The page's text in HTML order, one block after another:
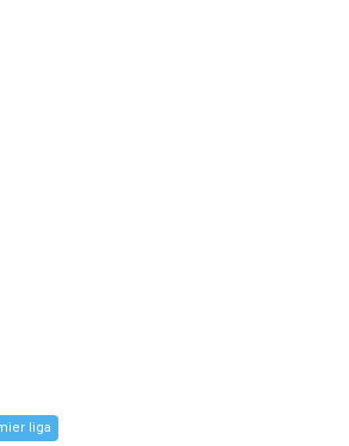
liga